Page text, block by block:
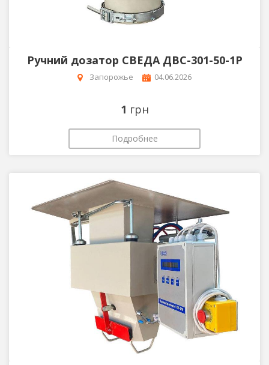
Ручний дозатор СВЕДА ДВС-301-50-1Р
Запорожье 04.06.2026
1 грн
Подробнее